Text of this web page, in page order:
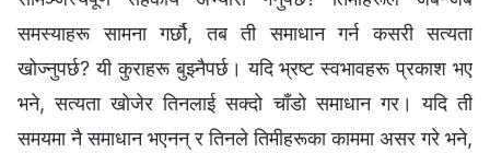
समस्याहरू सामना गर्छौ, तब ती समाधान गर्न कसरी सत्यता
खोज्नुपर्छ? यी कुराहरू बुझ्नैपर्छ। यदि भ्रष्ट स्वभावहरू प्रकाश भए
भने, सत्यता खोजेर तिनलाई सक्दो चाँडो समाधान गर। यदि ती
समयमा नै समाधान भएनन् र तिनले तिमीहरूका काममा असर गरे भने,